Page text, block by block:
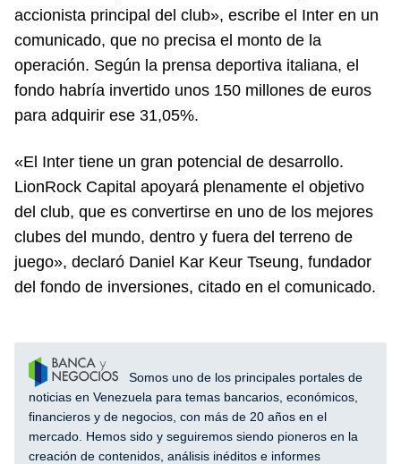
accionista principal del club», escribe el Inter en un
comunicado, que no precisa el monto de la
operación. Según la prensa deportiva italiana, el
fondo habría invertido unos 150 millones de euros
para adquirir ese 31,05%.
«El Inter tiene un gran potencial de desarrollo.
LionRock Capital apoyará plenamente el objetivo
del club, que es convertirse en uno de los mejores
clubes del mundo, dentro y fuera del terreno de
juego», declaró Daniel Kar Keur Tseung, fundador
del fondo de inversiones, citado en el comunicado.
Somos uno de los principales portales de
noticias en Venezuela para temas bancarios, económicos,
financieros y de negocios, con más de 20 años en el
mercado. Hemos sido y seguiremos siendo pioneros en la
creación de contenidos, análisis inéditos e informes